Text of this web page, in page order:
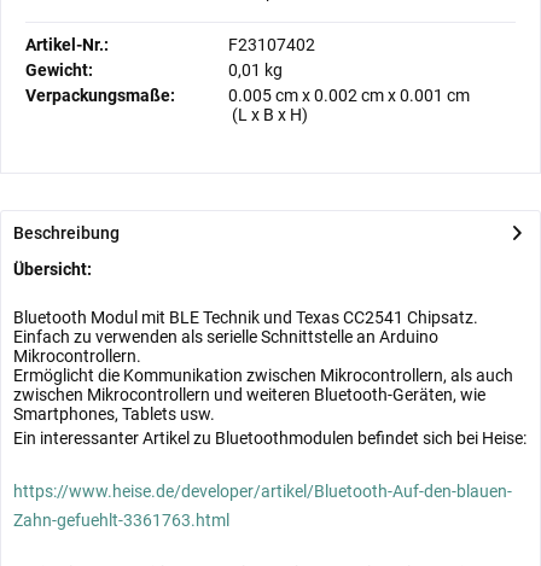
Artikel-Nr.:
F23107402
Gewicht:
0,01 kg
Verpackungsmaße:
0.005 cmx0.002 cmx0.001 cm
(L x B x H)
Beschreibung
Übersicht:
Bluetooth Modul mit BLE Technik und Texas CC2541 Chipsatz.
Einfach zu verwenden als serielle Schnittstelle an Arduino
Mikrocontrollern.
Ermöglicht die Kommunikation zwischen Mikrocontrollern, als auch
zwischen Mikrocontrollern und weiteren Bluetooth-Geräten, wie
Smartphones, Tablets usw.
Ein interessanter Artikel zu Bluetoothmodulen befindet sich bei Heise:
https://www.heise.de/developer/artikel/Bluetooth-Auf-den-blauen-
Zahn-gefuehlt-3361763.html